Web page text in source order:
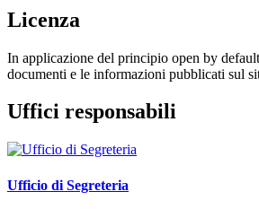
Licenza
In applicazione del principio open by
documenti e le informazioni pubblicati sul
Uffici responsabili
Ufficio di Segreteria